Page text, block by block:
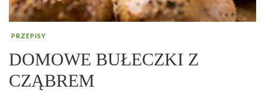
PRZEPISY
DOMOWE BUŁECZKI Z
CZĄBREM